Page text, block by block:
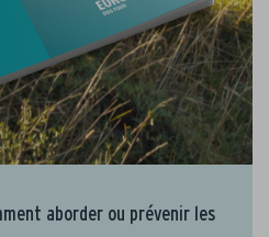
aborder ou prévenir les